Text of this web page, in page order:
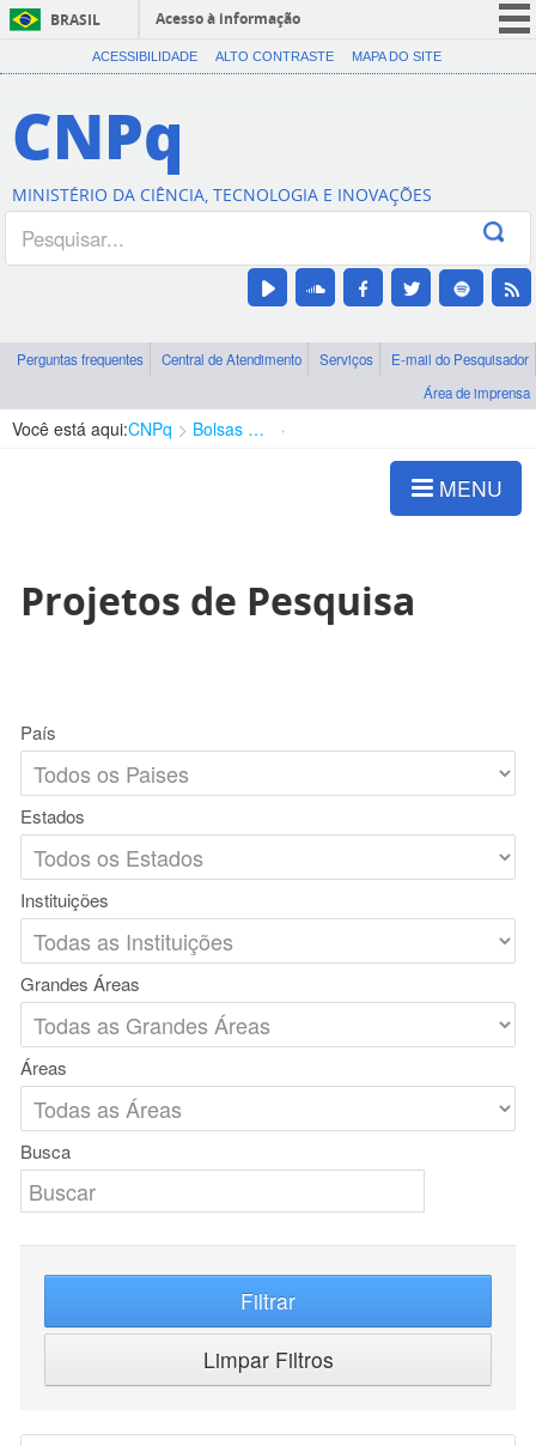
BRASIL
Acesso à informação
CORONAVÍRUS (COVID-19)
Canais
ACESSIBILIDADE ALTO CONTRASTE MAPA DO SITE
CNPq
MINISTÉRIO DA CIÊNCIA, TECNOLOGIA E INOVAÇÕES
Perguntas frequentes Central de Atendimento Serviços
E-mail do Pesquisador
Área de imprensa
Você está aqui:CNPq Bolsas e Auxílios Vigentes
MENU
Projetos de Pesquisa
País
Estados
Instituições
Grandes Áreas
Áreas
Busca
Filtrar
Limpar Filtros